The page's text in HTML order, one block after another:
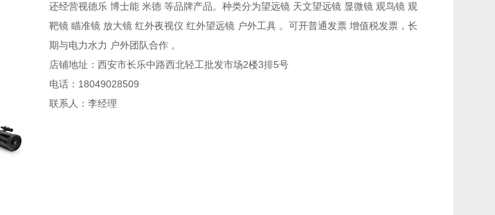
还经营视德乐 博士能 米德 等品牌产品。种类分为望远镜 天文望远镜 显微镜 观鸟镜 观
靶镜 瞄准镜 放大镜 红外夜视仪 红外望远镜 户外工具 。可开普通发票 增值税发票，长
期与电力水力 户外团队合作 。
店铺地址：西安市长乐中路西北轻工批发市场2楼3排5号
电话：18049028509
联系人：李经理